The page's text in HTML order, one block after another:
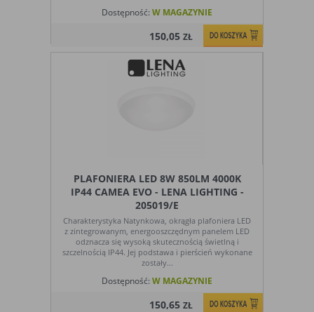
Dostępność: W MAGAZYNIE
150,05ZŁ
PLAFONIERA LED 8W 850LM 4000K
IP44 CAMEA EVO - LENA LIGHTING -
205019/E
Charakterystyka Natynkowa, okrągła plafoniera LED
z zintegrowanym, energooszczędnym panelem LED
odznacza się wysoką skutecznością świetlną i
szczelnością IP44. Jej podstawa i pierścień wykonane
zostały...
Dostępność: W MAGAZYNIE
150,65ZŁ